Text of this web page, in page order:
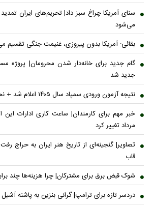
سنای آمریکا چراغ سبز داد| تحریم‌های ایران
می‌شود
بقائی: آمریکا بدون پیروزی، غنیمت جنگی تقسیم
گام جدید برای خانه‌دار شدن محرومان| پروژه
جدید شد
نتیجه آزمون ورودی سمپاد سال ۱۴۰۵ اعلام شد + نحوه مشاهده نتایج
مرداد تغییر کرد
قاب
شوک قبض برق برای مشترکان| چرا هزینه‌ها چند
دردسر تازه برای ترامپ| گرانی بنزین به پاشنه